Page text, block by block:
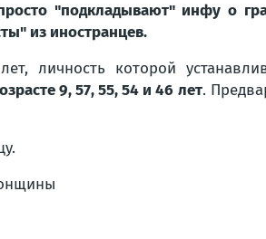
"подкладывают" инфу о
из иностранцев.
личность которой
9, 57, 55, 54 и 46 лет.